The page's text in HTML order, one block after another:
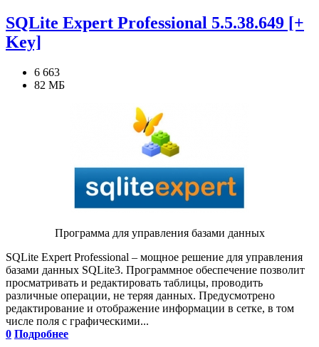
SQLite Expert Professional 5.5.38.649 [+
Key]
6 663
82 МБ
Программа для управления базами данных
SQLite Expert Professional – мощное решение для управления
базами данных SQLite3. Программное обеспечение позволит
просматривать и редактировать таблицы, проводить
различные операции, не теряя данных. Предусмотрено
редактирование и отображение информации в сетке, в том
числе поля с графическими...
0 Подробнее